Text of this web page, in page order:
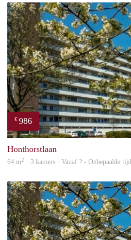
€ 986
Honthorstlaan
64 m2 · 3 kamers · Vanaf ? - Onbepaalde tijd